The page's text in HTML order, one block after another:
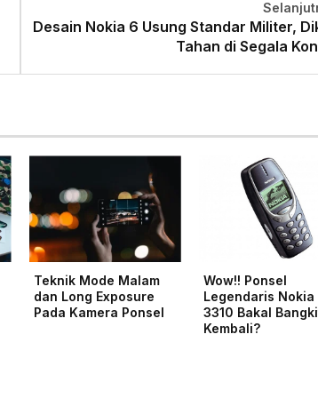
Desain Nokia 6 Usung Standar Militer,
Tahan di Segala
Teknik Mode Malam
dan Long Exposure
Pada Kamera Ponsel
Wow!! Ponsel
Legendaris Nokia
3310 Bakal
Kembali?